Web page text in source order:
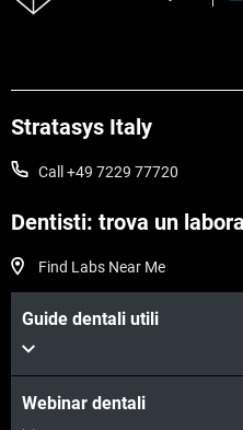
Scopri di più
Stratasys Italy
Call +49 7229 77720
Dentisti: trova un
Find Labs Near Me
Guide dentali utili
Webinar dentali